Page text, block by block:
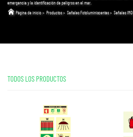
emergencia y la identificación de peligros en el mar.
Página de inicio > Productos> Señales Fotoluminiscentes> Señales IMO
TODOS LOS PRODUCTOS